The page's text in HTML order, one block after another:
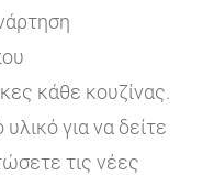
κάθε κουζίνας.
για να δείτε
τις νέες